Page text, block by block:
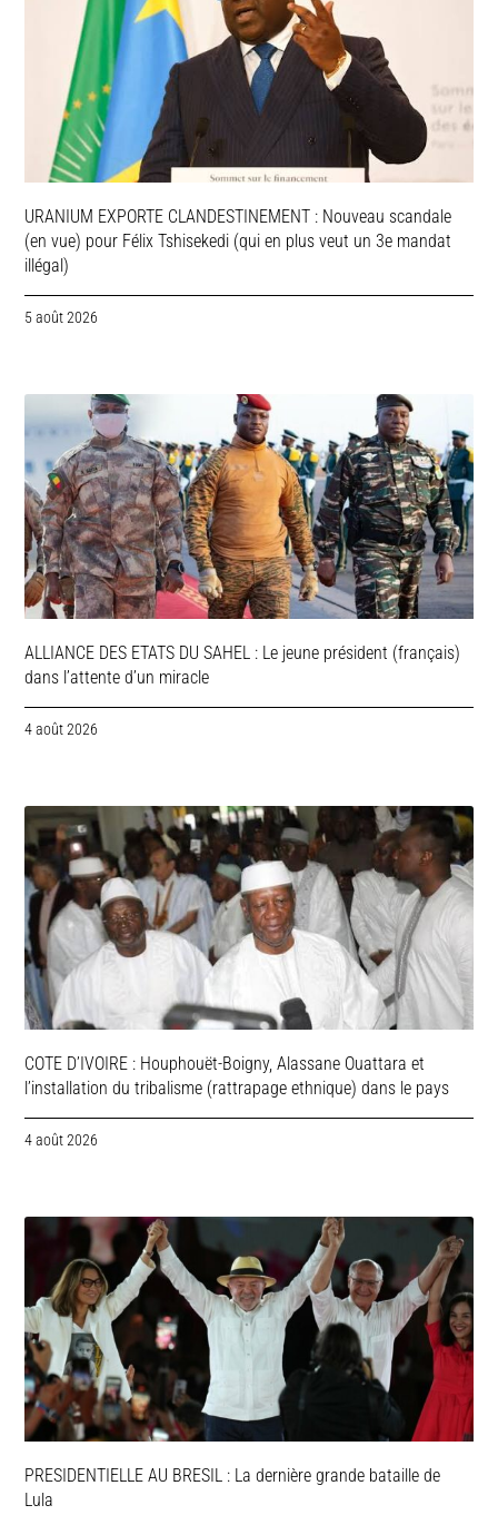
URANIUM EXPORTE CLANDESTINEMENT : Nouveau scandale
(en vue) pour Félix Tshisekedi (qui en plus veut un 3e mandat
illégal)
5 août 2026
ALLIANCE DES ETATS DU SAHEL : Le jeune président (français)
dans l’attente d’un miracle
4 août 2026
COTE D’IVOIRE : Houphouët-Boigny, Alassane Ouattara et
l’installation du tribalisme (rattrapage ethnique) dans le pays
4 août 2026
PRESIDENTIELLE AU BRESIL : La dernière grande bataille de
Lula